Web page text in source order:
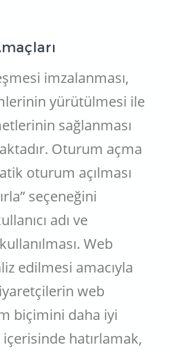
imzalanması,
yürütülmesi ile
sağlanması
Oturum açma
oturum açılması
seçeneğini
adı ve
Web
edilmesi amacıyla
web
biçimini daha iyi
hatırlamak,